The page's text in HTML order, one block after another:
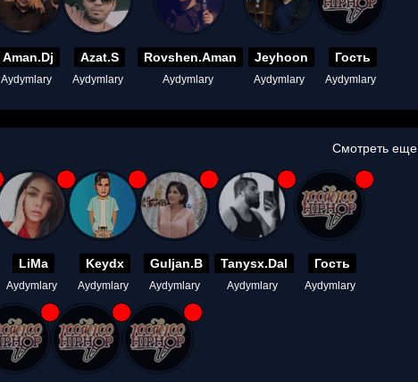
Aman.Dj
Aydymlary
Azat.S
Aydymlary
Rovshen.Aman
Aydymlary
Jeyhoon
Aydymlary
Гость
Aydymlary
Смотреть еще
LiMa
Aydymlary
Keydx
Aydymlary
Guljan.B
Aydymlary
Tanysx.Dal
Aydymlary
Гость
Aydymlary